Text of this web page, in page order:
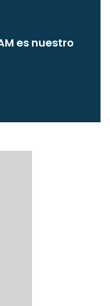
es nuestro